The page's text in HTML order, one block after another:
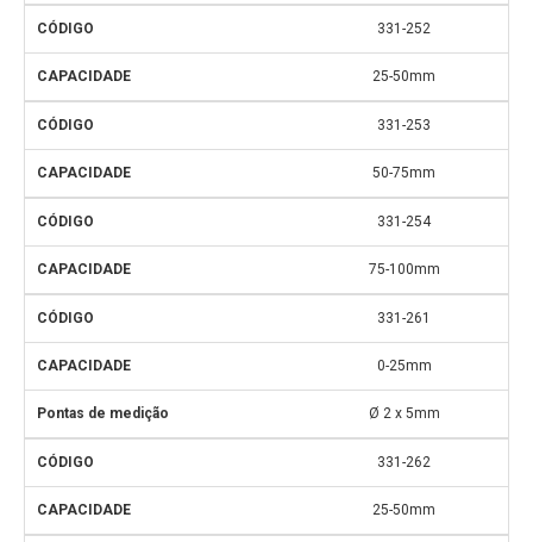
331-252
25-50mm
331-253
50-75mm
331-254
75-100mm
331-261
0-25mm
Ø 2 x 5mm
331-262
25-50mm